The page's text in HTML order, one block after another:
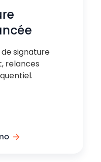
signature
relances